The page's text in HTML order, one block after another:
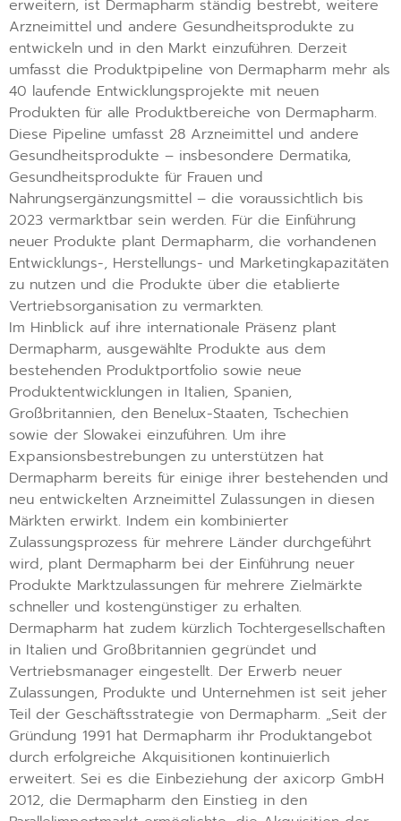
erweitern, ist Dermapharm ständig bestrebt, weitere
Arzneimittel und andere Gesundheitsprodukte zu
entwickeln und in den Markt einzuführen. Derzeit
umfasst die Produktpipeline von Dermapharm mehr als
40 laufende Entwicklungsprojekte mit neuen
Produkten für alle Produktbereiche von Dermapharm.
Diese Pipeline umfasst 28 Arzneimittel und andere
Gesundheitsprodukte – insbesondere Dermatika,
Gesundheitsprodukte für Frauen und
Nahrungsergänzungsmittel – die voraussichtlich bis
2023 vermarktbar sein werden. Für die Einführung
neuer Produkte plant Dermapharm, die vorhandenen
Entwicklungs-, Herstellungs- und Marketingkapazitäten
zu nutzen und die Produkte über die etablierte
Vertriebsorganisation zu vermarkten.
Im Hinblick auf ihre internationale Präsenz plant
Dermapharm, ausgewählte Produkte aus dem
bestehenden Produktportfolio sowie neue
Produktentwicklungen in Italien, Spanien,
Großbritannien, den Benelux-Staaten, Tschechien
sowie der Slowakei einzuführen. Um ihre
Expansionsbestrebungen zu unterstützen hat
Dermapharm bereits für einige ihrer bestehenden und
neu entwickelten Arzneimittel Zulassungen in diesen
Märkten erwirkt. Indem ein kombinierter
Zulassungsprozess für mehrere Länder durchgeführt
wird, plant Dermapharm bei der Einführung neuer
Produkte Marktzulassungen für mehrere Zielmärkte
schneller und kostengünstiger zu erhalten.
Dermapharm hat zudem kürzlich Tochtergesellschaften
in Italien und Großbritannien gegründet und
Vertriebsmanager eingestellt. Der Erwerb neuer
Zulassungen, Produkte und Unternehmen ist seit jeher
Teil der Geschäftsstrategie von Dermapharm. „Seit der
Gründung 1991 hat Dermapharm ihr Produktangebot
durch erfolgreiche Akquisitionen kontinuierlich
erweitert. Sei es die Einbeziehung der axicorp GmbH
2012, die Dermapharm den Einstieg in den